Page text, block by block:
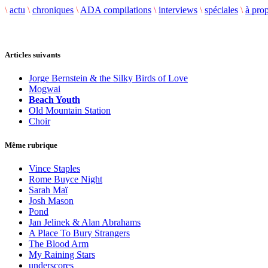
\ actu \ chroniques \ ADA compilations \ interviews \ spéciales \ à
Articles suivants
Jorge Bernstein & the Silky Birds of Love
Mogwai
Beach Youth
Old Mountain Station
Choir
Même rubrique
Vince Staples
Rome Buyce Night
Sarah Maï
Josh Mason
Pond
Jan Jelinek & Alan Abrahams
A Place To Bury Strangers
The Blood Arm
My Raining Stars
underscores